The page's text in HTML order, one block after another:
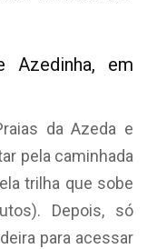
em
da Azeda e
pela caminhada
trilha que sobe
Depois, só
para acessar